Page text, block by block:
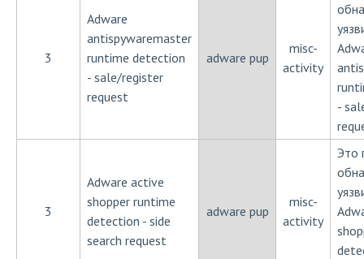
3
Adware
antispywaremaster
runtime detection
- sale/register
request
adware pup
misc-
activity
-
3
Adware active
shopper runtime
detection - side
search request
adware pup
misc-
activity
Это